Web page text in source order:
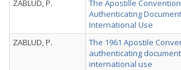
ZABLUD, P.
The Apostille
Authenticating
International Use
ZABLUD, P.
The 1961 Apostile
authenticating
international use